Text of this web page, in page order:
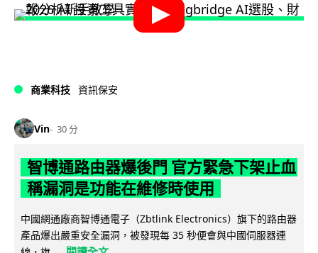
商業科技 資訊保安
Vin 30 分
智博通路由器爆後門 官方緊急下架止血
稱漏洞是功能在維修時使用
中國網通廠商智博通電子（Zbtlink Electronics）旗下的路由器
產品爆出嚴重安全漏洞，被發現每 35 秒便會與中國伺服器連